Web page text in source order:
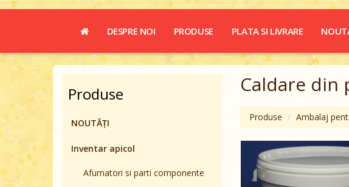
DESPRE NOI PRODUSE PLATA SI LIVRARE
Caldare din
Produse Ambalaj
Produse
NOUTĂȚI
Inventar apicol
Afumatori si parti componente